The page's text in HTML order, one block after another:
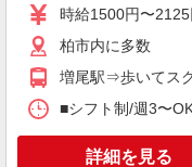
月
円 （
キープ
時給1500円〜
柏市内に多数
増尾駅⇒歩いてス
■シフト制/週3〜
詳細を見る